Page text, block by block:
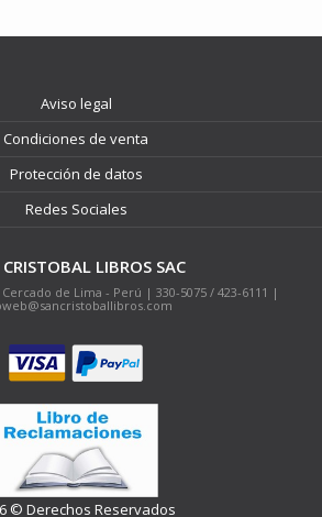
Aviso legal
Condiciones de venta
Protección de datos
Redes Sociales
LIBROS SAC
Cercado de Lima - Perú | 330-5075 / 423-6111 |
© Derechos Reservados